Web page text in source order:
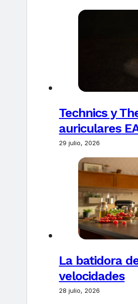
Technics y
auriculares
29 julio, 2026
La batidora
velocidades
28 julio, 2026